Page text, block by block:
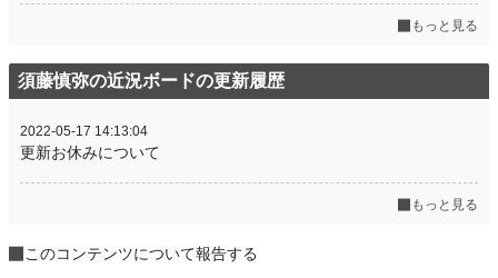
もっと見る
須藤慎弥の近況ボードの更新履歴
2022-05-17 14:13:04
更新お休みについて
もっと見る
このコンテンツについて報告する